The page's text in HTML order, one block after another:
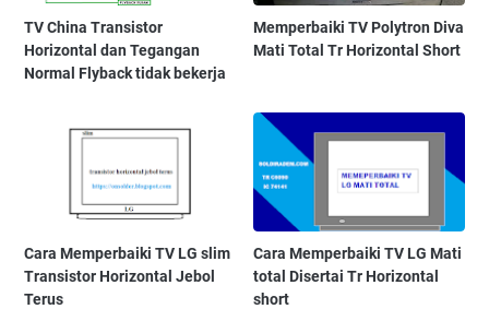
TV China Transistor
Horizontal dan Tegangan
Normal Flyback tidak bekerja
Memperbaiki TV Polytron Diva
Mati Total Tr Horizontal Short
Cara Memperbaiki TV LG slim
Transistor Horizontal Jebol
Terus
Cara Memperbaiki TV LG Mati
total Disertai Tr Horizontal
short